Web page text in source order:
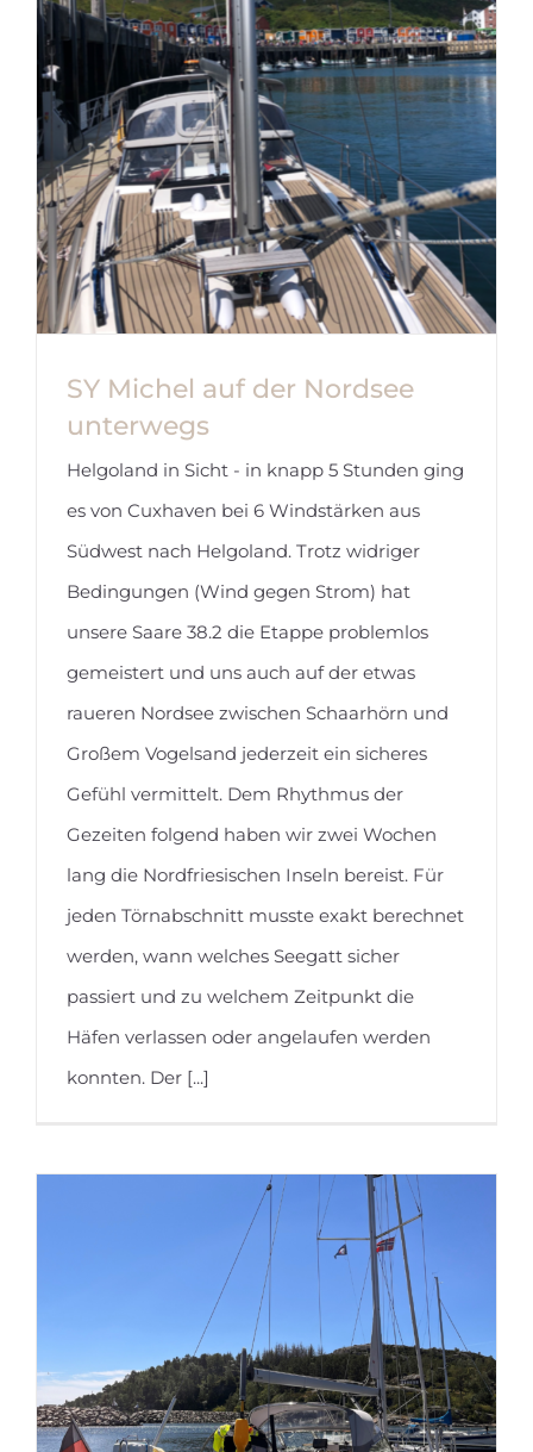
SY Michel auf der Nordsee
unterwegs
Helgoland in Sicht - in knapp 5 Stunden ging
es von Cuxhaven bei 6 Windstärken aus
Südwest nach Helgoland. Trotz widriger
Bedingungen (Wind gegen Strom) hat
unsere Saare 38.2 die Etappe problemlos
gemeistert und uns auch auf der etwas
raueren Nordsee zwischen Schaarhörn und
Großem Vogelsand jederzeit ein sicheres
Gefühl vermittelt. Dem Rhythmus der
Gezeiten folgend haben wir zwei Wochen
lang die Nordfriesischen Inseln bereist. Für
jeden Törnabschnitt musste exakt berechnet
werden, wann welches Seegatt sicher
passiert und zu welchem Zeitpunkt die
Häfen verlassen oder angelaufen werden
konnten. Der [...]